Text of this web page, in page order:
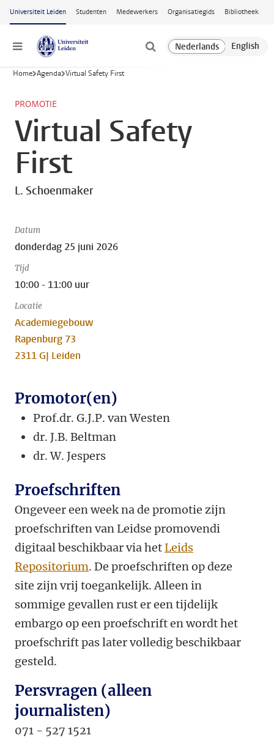
Ga naar hoofdinhoud
Universiteit Leiden Studenten Medewerkers Organisatiegids Bibliotheek
Menu
Home Agenda Virtual Safety First
PROMOTIE
Virtual Safety
First
L. Schoenmaker
Datum
donderdag 25 juni 2026
Tijd
10:00 - 11:00 uur
Locatie
Academiegebouw
Rapenburg 73
2311 GJ Leiden
Promotor(en)
Prof.dr. G.J.P. van Westen
dr. J.B. Beltman
dr. W. Jespers
Proefschriften
Ongeveer een week na de promotie zijn
proefschriften van Leidse promovendi
digitaal beschikbaar via hetLeids
Repositorium. De proefschriften op deze
site zijn vrij toegankelijk. Alleen in
sommige gevallen rust er een tijdelijk
embargo op een proefschrift en wordt het
proefschrift pas later volledig beschikbaar
gesteld.
Persvragen (alleen
journalisten)
071 - 527 1521